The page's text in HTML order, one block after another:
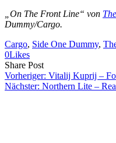
„On The Front Line“ von
Dummy/Cargo.
Cargo, Side One Dummy,
0Likes
Share PostShare
on
Facebook
Copy
URL
to
Send
Link
via
Vorheriger: Vitalij Kuprij –
Nächster: Northern Lite –